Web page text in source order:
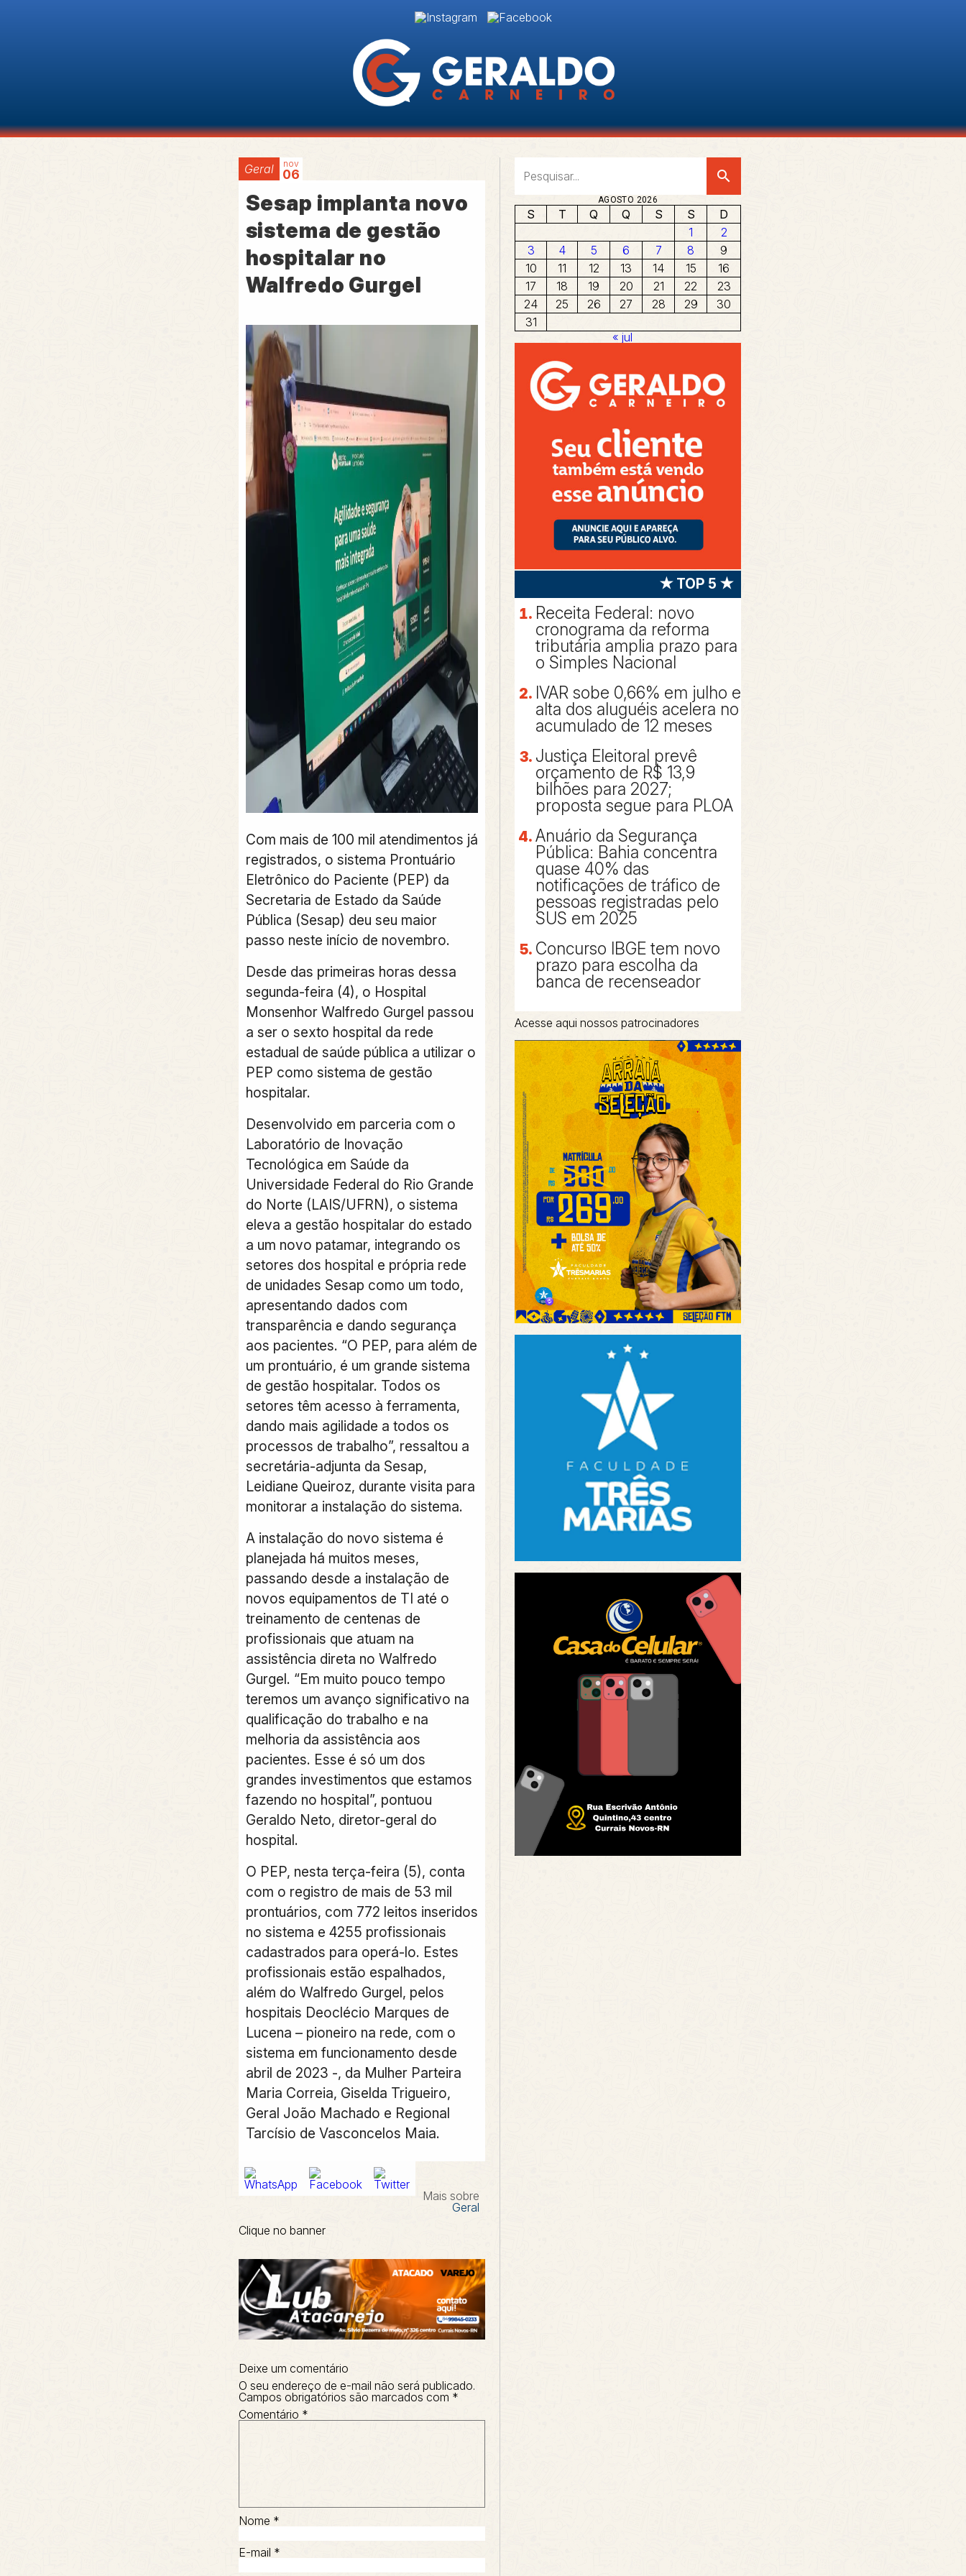
Geral 06
nov
Sesap implanta novo
sistema de gestão
hospitalar no
Walfredo Gurgel
Com mais de 100 mil atendimentos já
registrados, o sistema Prontuário
Eletrônico do Paciente (PEP) da
Secretaria de Estado da Saúde
Pública (Sesap) deu seu maior
passo neste início de novembro.
Desde das primeiras horas dessa
segunda-feira (4), o Hospital
Monsenhor Walfredo Gurgel passou
a ser o sexto hospital da rede
estadual de saúde pública a utilizar o
PEP como sistema de gestão
hospitalar.
Desenvolvido em parceria com o
Laboratório de Inovação
Tecnológica em Saúde da
Universidade Federal do Rio Grande
do Norte (LAIS/UFRN), o sistema
eleva a gestão hospitalar do estado
a um novo patamar, integrando os
setores dos hospital e própria rede
de unidades Sesap como um todo,
apresentando dados com
transparência e dando segurança
aos pacientes. “O PEP, para além de
um prontuário, é um grande sistema
de gestão hospitalar. Todos os
setores têm acesso à ferramenta,
dando mais agilidade a todos os
processos de trabalho”, ressaltou a
secretária-adjunta da Sesap,
Leidiane Queiroz, durante visita para
monitorar a instalação do sistema.
A instalação do novo sistema é
planejada há muitos meses,
passando desde a instalação de
novos equipamentos de TI até o
treinamento de centenas de
profissionais que atuam na
assistência direta no Walfredo
Gurgel. “Em muito pouco tempo
teremos um avanço significativo na
qualificação do trabalho e na
melhoria da assistência aos
pacientes. Esse é só um dos
grandes investimentos que estamos
fazendo no hospital”, pontuou
Geraldo Neto, diretor-geral do
hospital.
O PEP, nesta terça-feira (5), conta
com o registro de mais de 53 mil
prontuários, com 772 leitos inseridos
no sistema e 4255 profissionais
cadastrados para operá-lo. Estes
profissionais estão espalhados,
além do Walfredo Gurgel, pelos
hospitais Deoclécio Marques de
Lucena – pioneiro na rede, com o
sistema em funcionamento desde
abril de 2023 -, da Mulher Parteira
Maria Correia, Giselda Trigueiro,
Geral João Machado e Regional
Tarcísio de Vasconcelos Maia.
Mais sobre
Geral
Clique no banner
Deixe um comentário
O seu endereço de e-mail não será publicado.
Campos obrigatórios são marcados com *
Comentário *
Nome *
E-mail *
search
AGOSTO 2026
S T Q Q S S
D
1
2
3
4 5 6 7 8
9
10
11 12 13 14 15
16
17
18 19 20 21 22
23
24
25 26 27 28 29
30
31
« jul
★ TOP 5 ★
Receita Federal: novo
cronograma da reforma
tributária amplia prazo para
o Simples Nacional
IVAR sobe 0,66% em julho e
alta dos aluguéis acelera no
acumulado de 12 meses
Justiça Eleitoral prevê
orçamento de R$ 13,9
bilhões para 2027;
proposta segue para PLOA
Anuário da Segurança
Pública: Bahia concentra
quase 40% das
notificações de tráfico de
pessoas registradas pelo
SUS em 2025
Concurso IBGE tem novo
prazo para escolha da
banca de recenseador
Acesse aqui nossos patrocinadores